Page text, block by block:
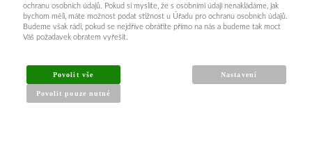
INFORMACE PRO KUPUJÍCÍ
Obchodní podmínky
ochranu osobních údajů. Pokud si myslíte, že s osobními údaji nenakládáme, jak
bychom měli, máte možnost podat stížnost u Úřadu pro ochranu osobních údajů.
Budeme však rádi, pokud se nejdříve obrátíte přímo na nás a budeme tak moct
Váš požadavek obratem vyřešit.
Povolit vše
Povolit pouze nutné
Nastavení